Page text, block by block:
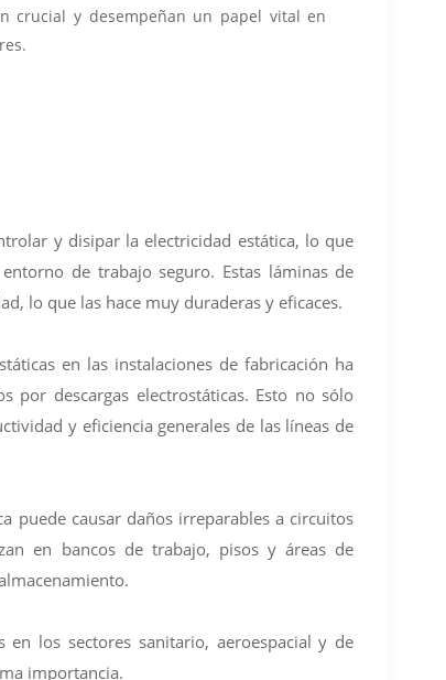
crucial y desempeñan un papel vital en
y disipar la electricidad estática, lo que
de trabajo seguro. Estas láminas de
lo que las hace muy duraderas y eficaces.
en las instalaciones de fabricación ha
por descargas electrostáticas. Esto no sólo
y eficiencia generales de las líneas de
puede causar daños irreparables a circuitos
en bancos de trabajo, pisos y áreas de
en los sectores sanitario, aeroespacial y de
importancia.